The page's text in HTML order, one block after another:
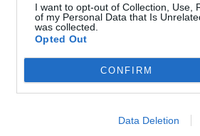
I want to opt-out of Collection, Use,
of my Personal Data that Is
was collected.
Opted Out
CONFIRM
Data Deletion